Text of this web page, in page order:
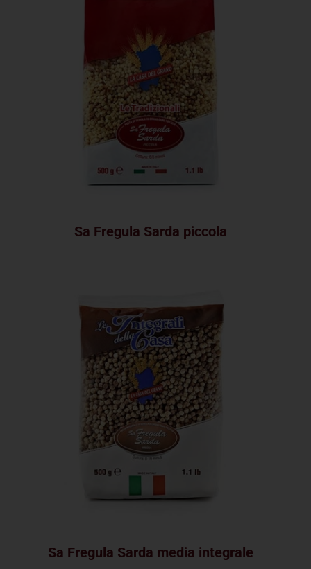
Sa Fregula Sarda piccola
Sa Fregula Sarda media integrale